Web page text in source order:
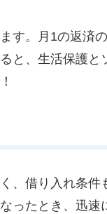
す。月1の返済
と、生活保護
、借り入れ条件
ったとき、迅速